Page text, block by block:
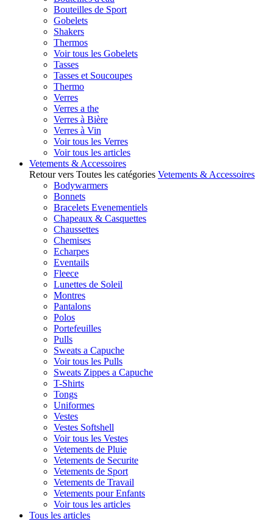
Bouteilles de Sport
Gobelets
Shakers
Thermos
Voir tous les Gobelets
Tasses
Tasses et Soucoupes
Thermo
Verres
Verres a the
Verres à Bière
Verres à Vin
Voir tous les Verres
Voir tous les articles
Vetements & Accessoires
Retour vers Toutes les catégories Vetements & Accessoires
Bodywarmers
Bonnets
Bracelets Evenementiels
Chapeaux & Casquettes
Chaussettes
Chemises
Echarpes
Eventails
Fleece
Lunettes de Soleil
Montres
Pantalons
Polos
Portefeuilles
Pulls
Sweats a Capuche
Voir tous les Pulls
Sweats Zippes a Capuche
T-Shirts
Tongs
Uniformes
Vestes
Vestes Softshell
Voir tous les Vestes
Vetements de Pluie
Vetements de Securite
Vetements de Sport
Vetements de Travail
Vetements pour Enfants
Voir tous les articles
Tous les articles